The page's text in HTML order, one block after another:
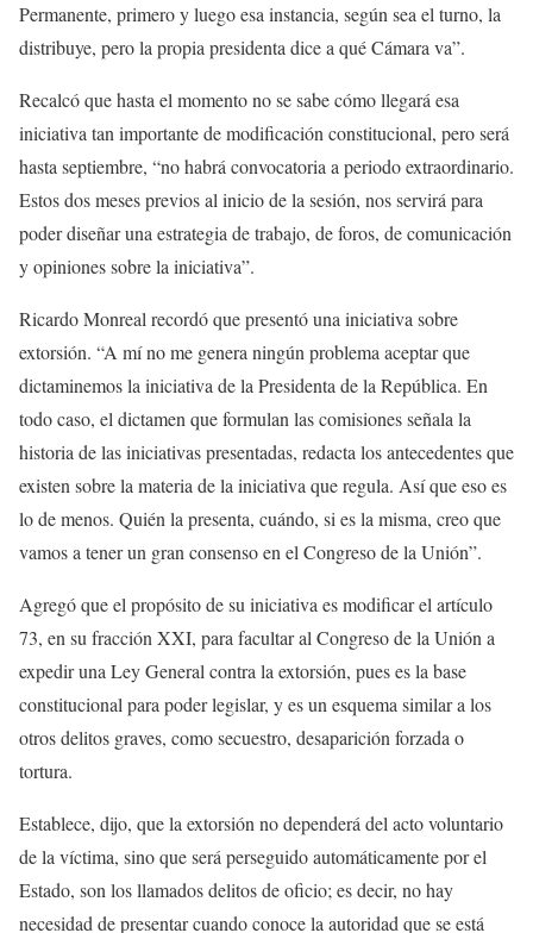
Permanente, primero y luego esa instancia, según sea el turno, la
distribuye, pero la propia presidenta dice a qué Cámara va”.
Recalcó que hasta el momento no se sabe cómo llegará esa
iniciativa tan importante de modificación constitucional, pero será
hasta septiembre, “no habrá convocatoria a periodo extraordinario.
Estos dos meses previos al inicio de la sesión, nos servirá para
poder diseñar una estrategia de trabajo, de foros, de comunicación
y opiniones sobre la iniciativa”.
Ricardo Monreal recordó que presentó una iniciativa sobre
extorsión. “A mí no me genera ningún problema aceptar que
dictaminemos la iniciativa de la Presidenta de la República. En
todo caso, el dictamen que formulan las comisiones señala la
historia de las iniciativas presentadas, redacta los antecedentes que
existen sobre la materia de la iniciativa que regula. Así que eso es
lo de menos. Quién la presenta, cuándo, si es la misma, creo que
vamos a tener un gran consenso en el Congreso de la Unión”.
Agregó que el propósito de su iniciativa es modificar el artículo
73, en su fracción XXI, para facultar al Congreso de la Unión a
expedir una Ley General contra la extorsión, pues es la base
constitucional para poder legislar, y es un esquema similar a los
otros delitos graves, como secuestro, desaparición forzada o
tortura.
Establece, dijo, que la extorsión no dependerá del acto voluntario
de la víctima, sino que será perseguido automáticamente por el
Estado, son los llamados delitos de oficio; es decir, no hay
necesidad de presentar cuando conoce la autoridad que se está